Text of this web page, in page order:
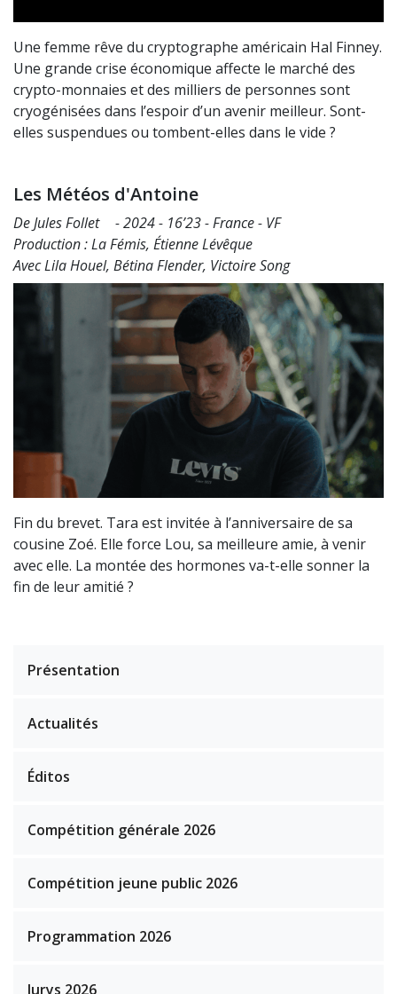
Une femme rêve du cryptographe américain Hal Finney.
Une grande crise économique affecte le marché des
crypto-monnaies et des milliers de personnes sont
cryogénisées dans l’espoir d’un avenir meilleur. Sont-
elles suspendues ou tombent-elles dans le vide ?
Les Météos d'Antoine
De Jules Follet - 2024 - 16’23 - France - VF
Production : La Fémis, Étienne Lévêque
Avec Lila Houel, Bétina Flender, Victoire Song
Fin du brevet. Tara est invitée à l’anniversaire de sa
cousine Zoé. Elle force Lou, sa meilleure amie, à venir
avec elle. La montée des hormones va-t-elle sonner la
fin de leur amitié ?
Présentation
Actualités
Éditos
Compétition générale 2026
Compétition jeune public 2026
Programmation 2026
Jurys 2026